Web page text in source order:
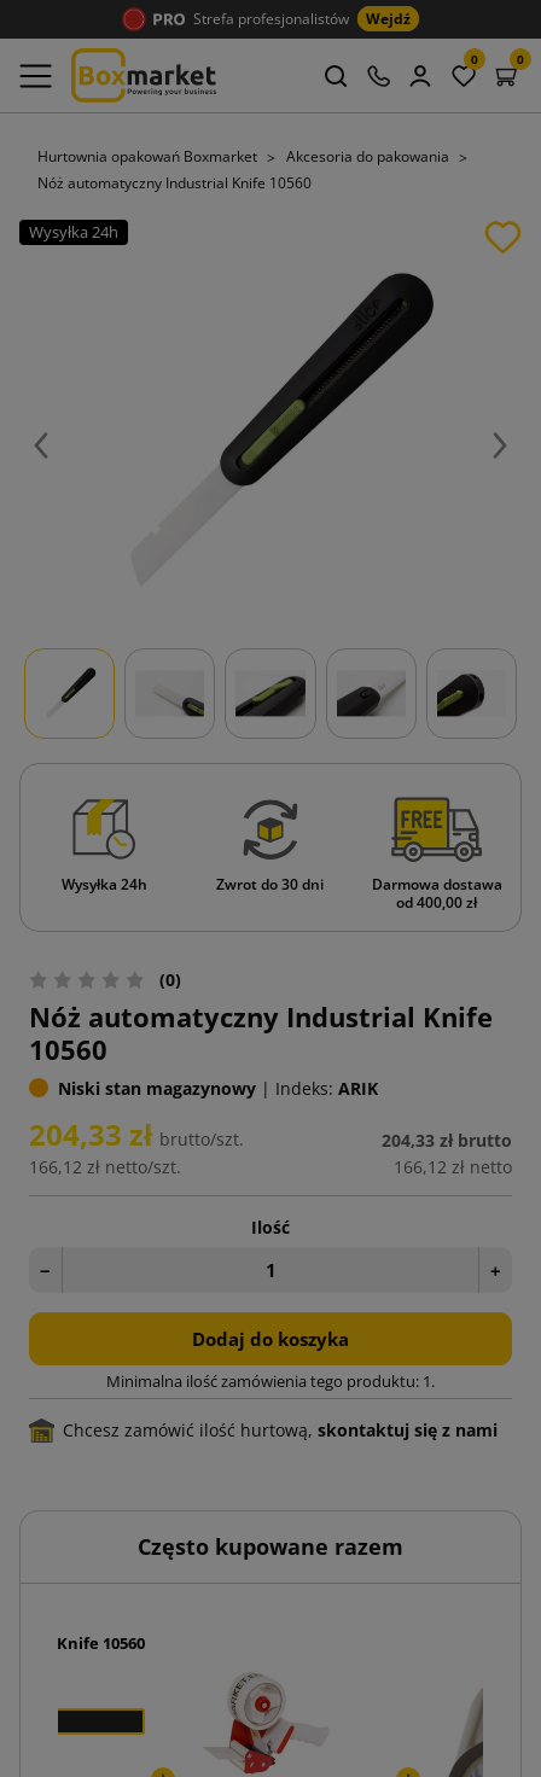
Strefa profesjonalistów Wejdź
0 0
Hurtownia opakowań Boxmarket
Akcesoria do pakowania
Nóż automatyczny Industrial Knife 10560
Wysyłka 24h
Poprzedni
Wysyłka 24h Zwrot do 30 dni
Darmowa dostawa
od 400,00 zł
(0)
Nóż automatyczny Industrial Knife
10560
Niski stan magazynowy | Indeks: ARIK
204,33 zł brutto/szt.
166,12 zł netto/szt.
204,33 zł brutto
166,12 zł netto
Ilość
− +
Dodaj do koszyka
Minimalna ilość zamówienia tego produktu: 1.
Chcesz zamówić ilość hurtową, skontaktuj się z nami
Często kupowane razem
Industrial Knife 10560